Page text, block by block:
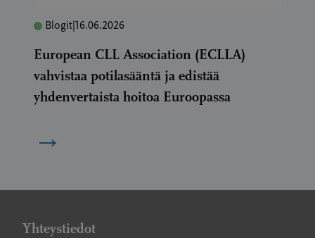
Blogit 16.06.2026
European CLL Association (ECLLA)
vahvistaa potilasääntä ja edistää
yhdenvertaista hoitoa Euroopassa
→
Yhteystiedot